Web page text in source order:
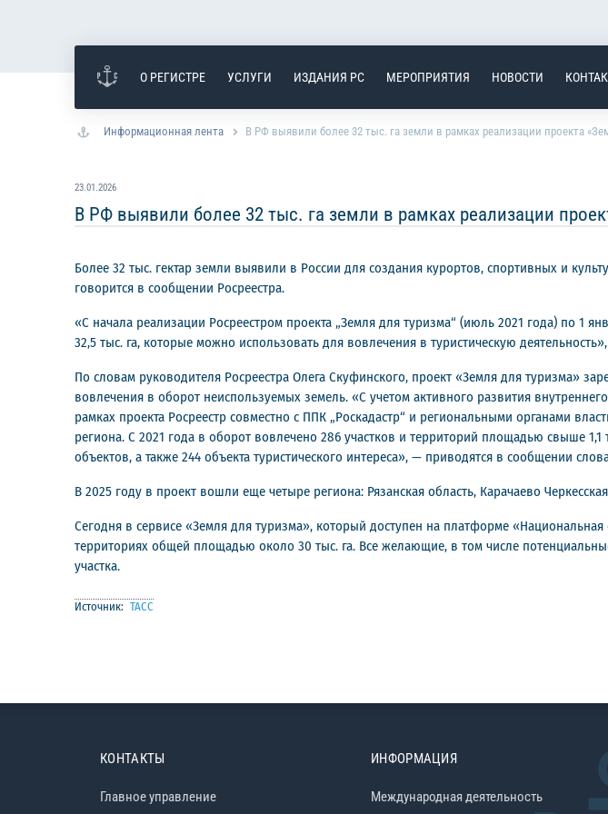
О РЕГИСТРЕ УСЛУГИ ИЗДАНИЯ РС МЕРОПРИЯТИЯ НОВОСТИ
Информационная лента В РФ выявили более 32 тыс. га земли в рамках реализации проекта
23.01.2026
В РФ выявили более 32 тыс. га земли в рамках реализации
Более 32 тыс. гектар земли выявили в России для создания курортов, спортивных и
говорится в сообщении Росреестра.
«С начала реализации Росреестром проекта „Земля для туризма“ (июль 2021 года) по 1
32,5 тыс. га, которые можно использовать для вовлечения в туристическую
По словам руководителя Росреестра Олега Скуфинского, проект «Земля для туризма»
вовлечения в оборот неиспользуемых земель. «С учетом активного развития
рамках проекта Росреестр совместно с ППК „Роскадастр“ и региональными органами
региона. С 2021 года в оборот вовлечено 286 участков и территорий площадью свыше
объектов, а также 244 объекта туристического интереса», — приводятся в сообщении
В 2025 году в проект вошли еще четыре региона: Рязанская область, Карачаево
Сегодня в сервисе «Земля для туризма», который доступен на платформе
территориях общей площадью около 30 тыс. га. Все желающие, в том числе
участка.
Источник: ТАСС
КОНТАКТЫ
Главное управление
ИНФОРМАЦИЯ
Международная деятельность